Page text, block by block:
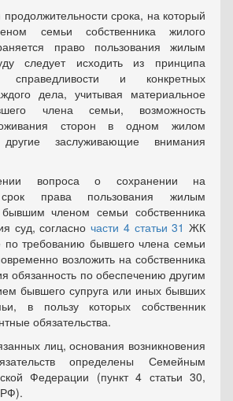
срока, на который
семьи собственника жилого
право пользования жилым
следует исходить из принципа
и конкретных
дела, учитывая материальное
члена семьи, возможность
сторон в одном жилом
заслуживающие внимания
вопроса о сохранении на
права пользования жилым
членом семьи собственника
суд, согласно части 4 статьи 31 ЖК
по требованию бывшего члена семьи
возложить на собственника
обязанность по обеспечению другим
бывшего супруга или иных бывших
в пользу которых собственник
обязательства.
лиц, основания возникновения
определены Семейным
Федерации (пункт 4 статьи 30,